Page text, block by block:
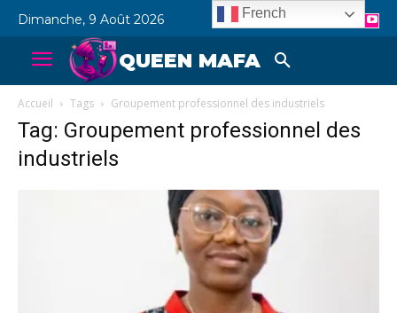
Dimanche, 9 Août 2026
QUEEN MAFA
Accueil Tags Groupement professionnel des industriels
Tag: Groupement professionnel des
industriels
French